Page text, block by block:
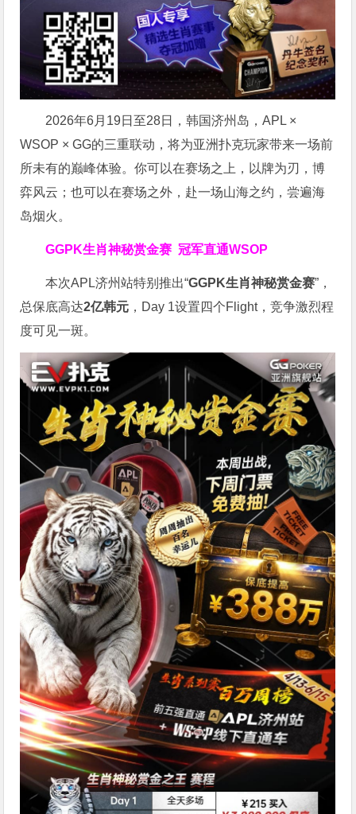
2026年6月19日至28日，韩国济州岛，APL ×
WSOP × GG的三重联动，将为亚洲扑克玩家带来一场前
所未有的巅峰体验。你可以在赛场之上，以牌为刃，博
弈风云；也可以在赛场之外，赴一场山海之约，尝遍海
岛烟火。
GGPK生肖神秘赏金赛冠军直通WSOP
本次APL济州站特别推出“GGPK生肖神秘赏金赛”，
总保底高达2亿韩元 ，Day 1设置四个Flight，竞争激烈程
度可见一斑。